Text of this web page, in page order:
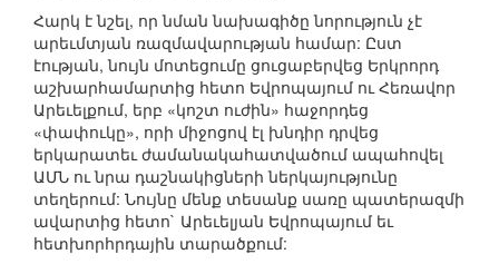
Հարկ է նշել, որ նման նախագիծը նորություն չէ
արեւմտյան ռազմավարության համար: Ըստ
էության, նույն մոտեցումը ցուցաբերվեց Երկրորդ
աշխարհամարտից հետո Եվրոպայում ու Հեռավոր
Արեւելքում, երբ «կոշտ ուժին» հաջորդեց
«փափուկը», որի միջոցով էլ խնդիր դրվեց
երկարատեւ ժամանակահատվածում ապահովել
ԱՄՆ ու նրա դաշնակիցների ներկայությունը
տեղերում: Նույնը մենք տեսանք սառը պատերազմի
ավարտից հետո` Արեւելյան Եվրոպայում եւ
հետխորհրդային տարածքում: